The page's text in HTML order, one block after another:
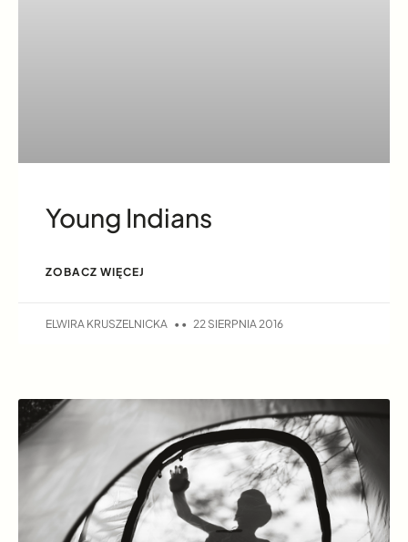
Young Indians
ZOBACZ WIĘCEJ
ELWIRA KRUSZELNICKA 22 SIERPNIA 2016